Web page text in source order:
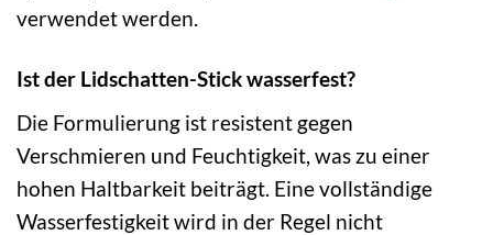
verwendet werden.
Ist der Lidschatten-Stick wasserfest?
Die Formulierung ist resistent gegen
Verschmieren und Feuchtigkeit, was zu einer
hohen Haltbarkeit beiträgt. Eine vollständige
Wasserfestigkeit wird in der Regel nicht